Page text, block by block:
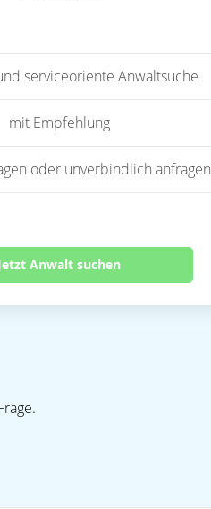
serviceoriente Anwaltsuche
mit Empfehlung
oder unverbindlich anfragen
Anwalt suchen